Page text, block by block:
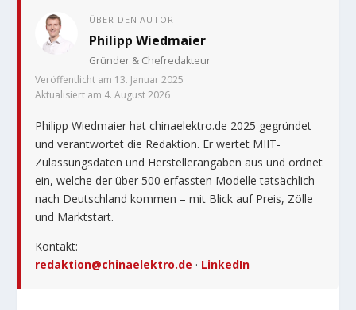
ÜBER DEN AUTOR
Philipp Wiedmaier
Gründer & Chefredakteur
Veröffentlicht am 13. Januar 2025
Aktualisiert am 4. August 2026
Philipp Wiedmaier hat chinaelektro.de 2025 gegründet
und verantwortet die Redaktion. Er wertet MIIT-
Zulassungsdaten und Herstellerangaben aus und ordnet
ein, welche der über 500 erfassten Modelle tatsächlich
nach Deutschland kommen – mit Blick auf Preis, Zölle
und Marktstart.
Kontakt:
redaktion@chinaelektro.de · LinkedIn